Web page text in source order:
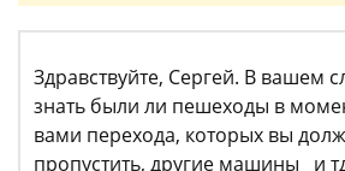
Здравствуйте, Сергей. В вашем
знать были ли пешеходы в
вами перехода, которых вы
пропустить, другие машины и